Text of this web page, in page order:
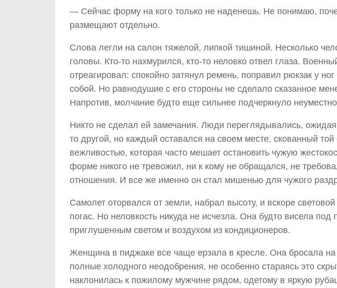
— Сейчас форму на кого только не наденешь. Не понимаю,
размещают отдельно.
Слова легли на салон тяжелой, липкой тишиной. Несколько
головы. Кто-то нахмурился, кто-то неловко отвел глаза.
отреагировал: спокойно затянул ремень, поправил рюкзак у
собой. Но равнодушие с его стороны не сделало сказанное
Напротив, молчание будто еще сильнее подчеркнуло
Никто не сделал ей замечания. Люди переглядывались,
то другой, но каждый оставался на своем месте, скованный той
вежливостью, которая часто мешает остановить чужую
форме никого не тревожил, ни к кому не обращался, не
отношения. И все же именно он стал мишенью для чужого
Самолет оторвался от земли, набрал высоту, и вскоре
погас. Но неловкость никуда не исчезла. Она будто висела под
приглушенным светом и воздухом из кондиционеров.
Женщина в пиджаке все чаще ерзала в кресле. Она бросала на
полные холодного неодобрения, не особенно стараясь это
наклонилась к пожилому мужчине рядом, одетому в яркую